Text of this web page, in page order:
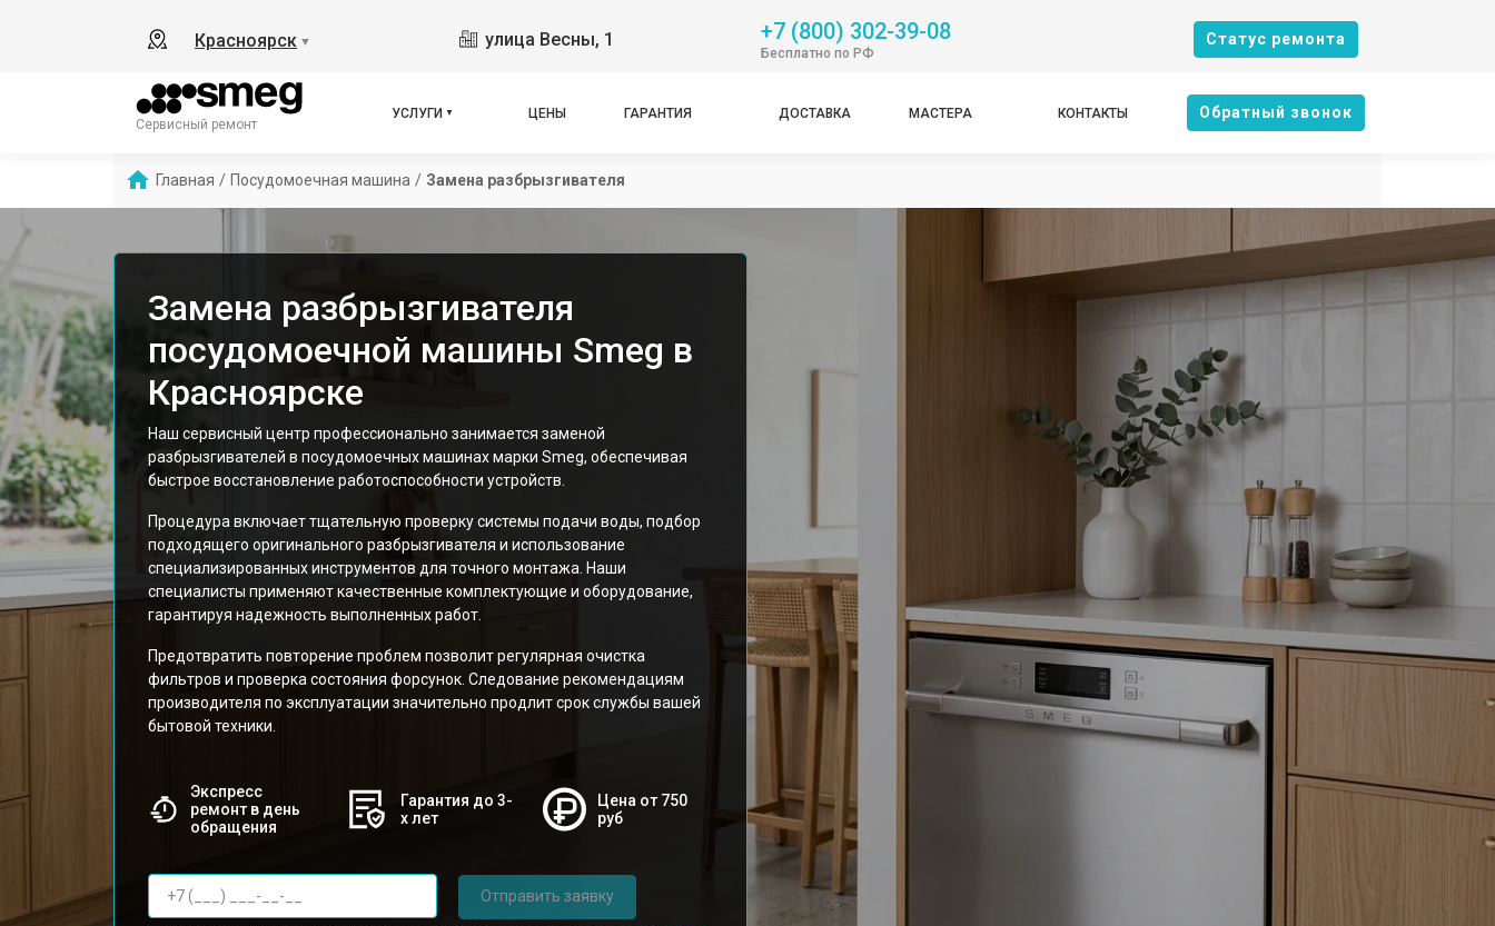
Красноярск ▼ улица Весны, 1 +7 (800) 302-39-08
Бесплатно по РФ
Cтатус ремонта
Сервисный ремонт
УСЛУГИ ЦЕНЫ ГАРАНТИЯ ДОСТАВКА МАСТЕРА КОНТАКТЫ Oбратный звонок
Главная / Посудомоечная машина / Замена разбрызгивателя
Замена разбрызгивателя
посудомоечной машины Smeg в
Красноярске
Наш сервисный центр профессионально занимается заменой
разбрызгивателей в посудомоечных машинах марки Smeg, обеспечивая
быстрое восстановление работоспособности устройств.
Процедура включает тщательную проверку системы подачи воды, подбор
подходящего оригинального разбрызгивателя и использование
специализированных инструментов для точного монтажа. Наши
специалисты применяют качественные комплектующие и оборудование,
гарантируя надежность выполненных работ.
Предотвратить повторение проблем позволит регулярная очистка
фильтров и проверка состояния форсунок. Следование рекомендациям
производителя по эксплуатации значительно продлит срок службы вашей
бытовой техники.
Экспресс
ремонт в день
обращения
Гарантия до 3-
х лет
Цена от 750
руб
Отправить заявку